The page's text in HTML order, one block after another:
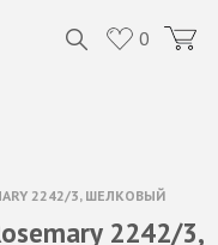
0
2242/3, ШЕЛКОВЫЙ
2242/3,